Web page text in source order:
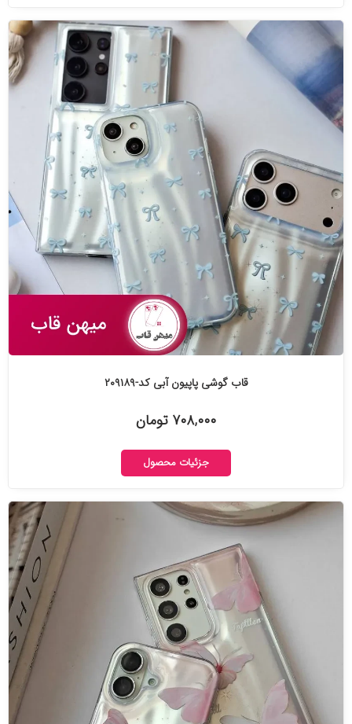
قاب گوشی پاپیون آبی کد-۲۰۹۱۸۹
۷۰۸,۰۰۰ تومان
جزئیات محصول